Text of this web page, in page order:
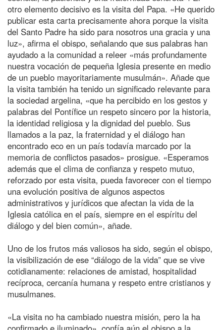
otro elemento decisivo es la visita del Papa. «He querido
publicar esta carta precisamente ahora porque la visita
del Santo Padre ha sido para nosotros una gracia y una
luz», afirma el obispo, señalando que sus palabras han
ayudado a la comunidad a releer «más profundamente
nuestra vocación de pequeña Iglesia presente en medio
de un pueblo mayoritariamente musulmán». Añade que
la visita también ha tenido un significado relevante para
la sociedad argelina, «que ha percibido en los gestos y
palabras del Pontífice un respeto sincero por la historia,
la identidad religiosa y la dignidad del pueblo. Sus
llamados a la paz, la fraternidad y el diálogo han
encontrado eco en un país todavía marcado por la
memoria de conflictos pasados» prosigue. «Esperamos
además que el clima de confianza y respeto mutuo,
reforzado por esta visita, pueda favorecer con el tiempo
una evolución positiva de algunos aspectos
administrativos y jurídicos que afectan la vida de la
Iglesia católica en el país, siempre en el espíritu del
diálogo y del bien común», añade.
Uno de los frutos más valiosos ha sido, según el obispo,
la visibilización de ese “diálogo de la vida” que se vive
cotidianamente: relaciones de amistad, hospitalidad
recíproca, cercanía humana y respeto entre cristianos y
musulmanes.
«La visita no ha cambiado nuestra misión, pero la ha